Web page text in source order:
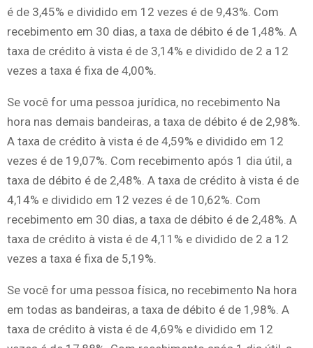
é de 3,45% e dividido em 12 vezes é de 9,43%. Com
recebimento em 30 dias, a taxa de débito é de 1,48%. A
taxa de crédito à vista é de 3,14% e dividido de 2 a 12
vezes a taxa é fixa de 4,00%.
Se você for uma pessoa jurídica, no recebimento Na
hora nas demais bandeiras, a taxa de débito é de 2,98%.
A taxa de crédito à vista é de 4,59% e dividido em 12
vezes é de 19,07%. Com recebimento após 1 dia útil, a
taxa de débito é de 2,48%. A taxa de crédito à vista é de
4,14% e dividido em 12 vezes é de 10,62%. Com
recebimento em 30 dias, a taxa de débito é de 2,48%. A
taxa de crédito à vista é de 4,11% e dividido de 2 a 12
vezes a taxa é fixa de 5,19%.
Se você for uma pessoa física, no recebimento Na hora
em todas as bandeiras, a taxa de débito é de 1,98%. A
taxa de crédito à vista é de 4,69% e dividido em 12